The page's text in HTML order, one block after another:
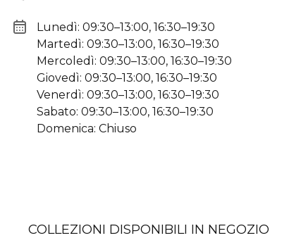
Lunedì: 09:30–13:00, 16:30–19:30
Martedì: 09:30–13:00, 16:30–19:30
Mercoledì: 09:30–13:00, 16:30–19:30
Giovedì: 09:30–13:00, 16:30–19:30
Venerdì: 09:30–13:00, 16:30–19:30
Sabato: 09:30–13:00, 16:30–19:30
Domenica: Chiuso
COLLEZIONI DISPONIBILI IN NEGOZIO